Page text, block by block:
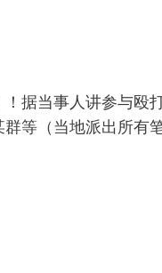
据当事人讲参与殴
等（当地派出所有